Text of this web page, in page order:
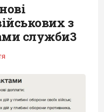
з
служби3